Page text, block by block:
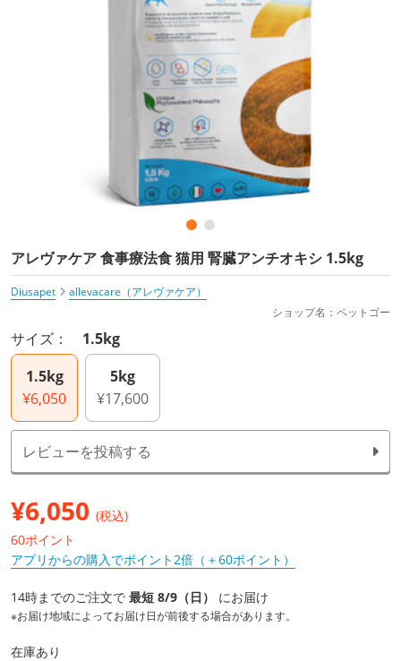
アレヴァケア 食事療法食 猫用 腎臓アンチオキシ 1.5kg
Diusapet
allevacare（アレヴァケア）
ショップ名：ペットゴー
サイズ： 1.5kg
1.5kg
¥6,050
5kg
¥17,600
レビューを投稿する
¥6,050 (税込)
60ポイント
アプリからの購入でポイント2倍（＋60ポイント）
14時までのご注文で 最短 8/9（日） にお届け
※お届け地域によってお届け日が前後する場合があります。
在庫あり